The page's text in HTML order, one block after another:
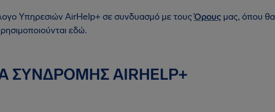
Υπηρεσιών AirHelp+ σε συνδυασμό με τουςΌρους μας, όπου θα
εδώ.
ΣΥΝΔΡΟΜΗΣ AIRHELP+